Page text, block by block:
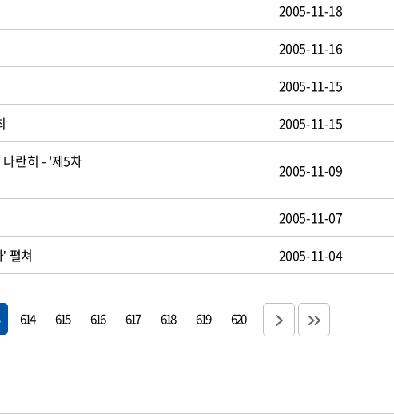
2005-11-18
2005-11-16
2005-11-15
2005-11-15
란히 - '제5차
2005-11-09
2005-11-07
펼쳐 2005-11-04
614 615 616 617 618 619 620